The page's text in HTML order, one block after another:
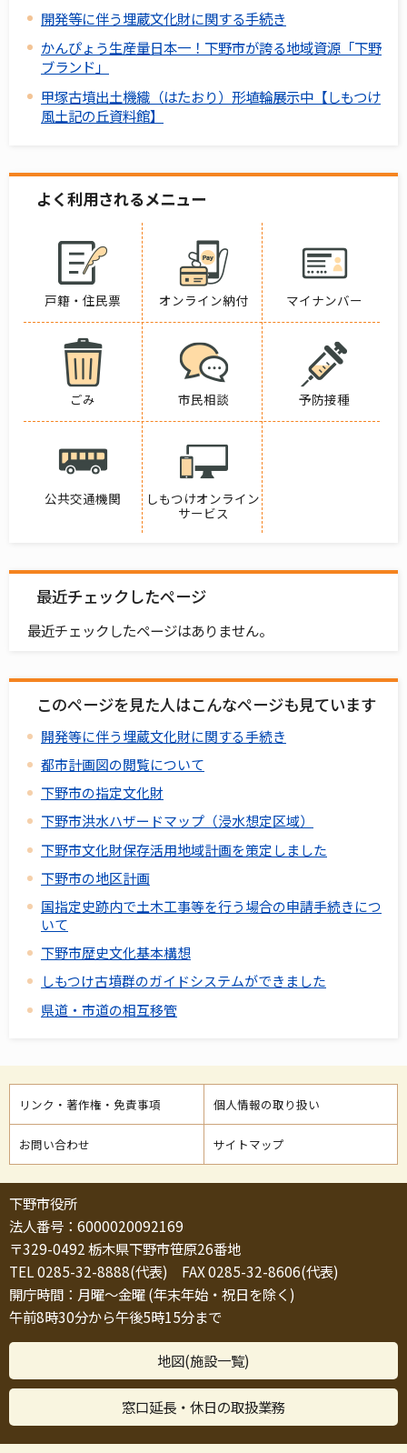
開発等に伴う埋蔵文化財に関する手続き
かんぴょう生産量日本一！下野市が誇る地域資源「下野
ブランド」
甲塚古墳出土機織（はたおり）形埴輪展示中【しもつけ
風土記の丘資料館】
よく利用されるメニュー
戸籍・住民票 オンライン納付 マイナンバー
ごみ 市民相談 予防接種
公共交通機関
しもつけオンライン
サービス
最近チェックしたページ
最近チェックしたページはありません。
このページを見た人はこんなページも見ています
開発等に伴う埋蔵文化財に関する手続き
都市計画図の閲覧について
下野市の指定文化財
下野市洪水ハザードマップ（浸水想定区域）
下野市文化財保存活用地域計画を策定しました
下野市の地区計画
国指定史跡内で土木工事等を行う場合の申請手続きにつ
いて
下野市歴史文化基本構想
しもつけ古墳群のガイドシステムができました
県道・市道の相互移管
リンク・著作権・免責事項 個人情報の取り扱い
お問い合わせ サイトマップ
下野市役所
法人番号：6000020092169
〒329-0492 栃木県下野市笹原26番地
TEL 0285-32-8888(代表) FAX 0285-32-8606(代表)
開庁時間：月曜～金曜 (年末年始・祝日を除く)
午前8時30分から午後5時15分まで
地図(施設一覧)
窓口延長・休日の取扱業務